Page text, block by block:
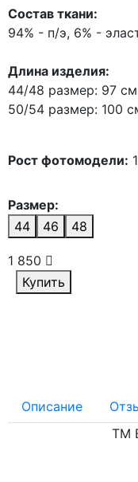
Состав ткани:
94% - п/э, 6% -
Длина изделия:
44/48 размер: 97
50/54 размер: 100
Рост фотомодели:
Размер:
44
46 48
1 850
Купить
Описание
ТМ